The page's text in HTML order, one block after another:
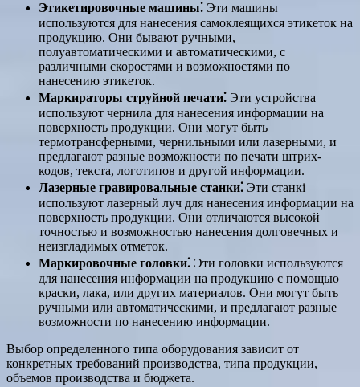
Этикетировочные машины⁚ Эти машины
используются для нанесения самоклеящихся этикеток на
продукцию. Они бывают ручными,
полуавтоматическими и автоматическими, с
различными скоростями и возможностями по
нанесению этикеток.
Маркираторы струйной печати⁚ Эти устройства
используют чернила для нанесения информации на
поверхность продукции. Они могут быть
термотрансферными, чернильными или лазерными, и
предлагают разные возможности по печати штрих-
кодов, текста, логотипов и другой информации.
Лазерные гравировальные станки⁚ Эти станкі
используют лазерный луч для нанесения информации на
поверхность продукции. Они отличаются высокой
точностью и возможностью нанесения долговечных и
неизгладимых отметок.
Маркировочные головки⁚ Эти головки используются
для нанесения информации на продукцию с помощью
краски, лака, или других материалов. Они могут быть
ручными или автоматическими, и предлагают разные
возможности по нанесению информации.
Выбор определенного типа оборудования зависит от
конкретных требований производства, типа продукции,
объемов производства и бюджета.